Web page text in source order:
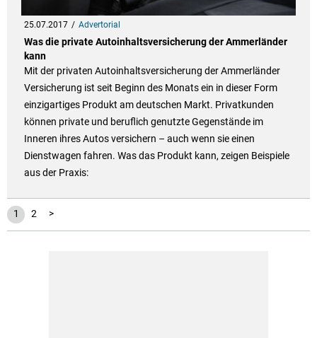
25.07.2017 Advertorial
Was die private Autoinhaltsversicherung der Ammerländer
kann
Mit der privaten Autoinhaltsversicherung der Ammerländer
Versicherung ist seit Beginn des Monats ein in dieser Form
einzigartiges Produkt am deutschen Markt. Privatkunden
können private und beruflich genutzte Gegenstände im
Inneren ihres Autos versichern – auch wenn sie einen
Dienstwagen fahren. Was das Produkt kann, zeigen Beispiele
aus der Praxis:
1 2 >